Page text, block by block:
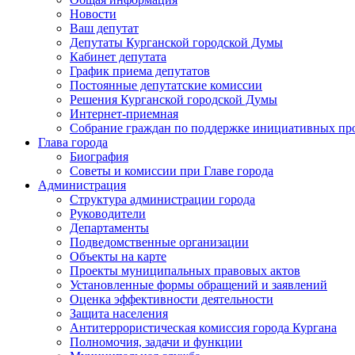
Новости
Ваш депутат
Депутаты Курганской городской Думы
Кабинет депутата
График приема депутатов
Постоянные депутатские комиссии
Решения Курганской городской Думы
Интернет-приемная
Собрание граждан по поддержке инициативных
Глава города
Биография
Советы и комиссии при Главе города
Администрация
Структура администрации города
Руководители
Департаменты
Подведомственные организации
Объекты на карте
Проекты муниципальных правовых актов
Установленные формы обращений и заявлений
Оценка эффективности деятельности
Защита населения
Антитеррористическая комиссия города Кургана
Полномочия, задачи и функции